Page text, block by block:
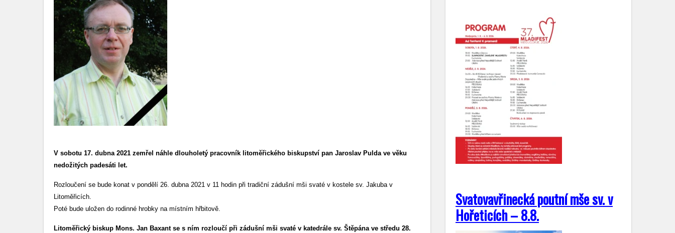
V sobotu 17. dubna 2021 zemřel náhle dlouholetý pracovník litoměřického biskupství pan Jaroslav Pulda ve věku
nedožitých padesáti let.
Rozloučení se bude konat v pondělí 26. dubna 2021 v 11 hodin při tradiční zádušní mši svaté v kostele sv. Jakuba v
Litoměřicích.
Poté bude uložen do rodinné hrobky na místním hřbitově.
Litoměřický biskup Mons. Jan Baxant se s ním rozloučí při zádušní mši svaté v katedrále sv. Štěpána ve středu 28.
Svatovavřinecká poutní mše sv. v
Hořeticích – 8.8.